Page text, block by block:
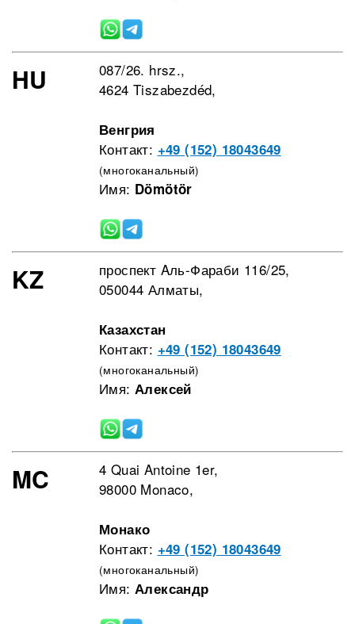
HU
087/26. hrsz.,
4624 Tiszabezdéd,
Венгрия
Контакт: +49 (152) 18043649
(многоканальный)
Имя: Dömötör
KZ
проспект Aль-Фараби 116/25,
050044 Алматы,
Казахстан
Контакт: +49 (152) 18043649
(многоканальный)
Имя: Алексей
MC
4 Quai Antoine 1er,
98000 Monaco,
Монако
Контакт: +49 (152) 18043649
(многоканальный)
Имя: Александр